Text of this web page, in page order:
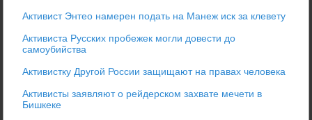
Активист Энтео намерен подать на Манеж иск за клевету
Активиста Русских пробежек могли довести до
самоубийства
Активистку Другой России защищают на правах человека
Активисты заявляют о рейдерском захвате мечети в
Бишкеке